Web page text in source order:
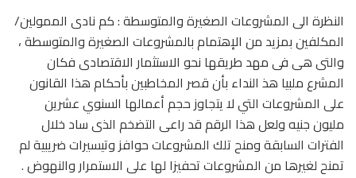
النظرة الى المشروعات الصغيرة والمتوسطة : كم نادى الممولين/
المكلفين بمزيد من الإهتمام بالمشروعات الصغيرة والمتوسطة ،
والتى هى فى مهد طريقها نحو الاستثمار الاقتصادى فكان
المشرع ملبيا هذ النداء بأن قصر المخاطبين بأحكام هذا القانون
على المشروعات التي لا يتجاوز حجم أعمالها السنوي عشرين
مليون جنيه ولعل هذا الرقم قد راعى التضخم الذى ساد خلال
الفترات السابقة ومنح تلك المشروعات حوافز وتيسيرات ضريبية لم
تمنح لغيرها من المشروعات تحفيزا لها على الاستمرار والنهوض .